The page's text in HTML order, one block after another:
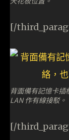
[/
背面備有記憶卡插
LAN 作有線接駁。
[/